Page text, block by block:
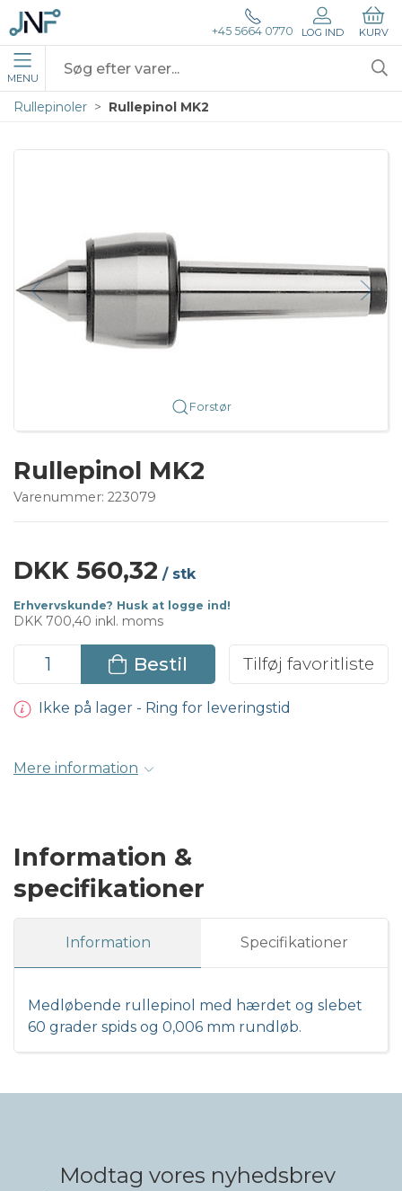
+45 5664 0770 LOG IND KURV
MENU
Rullepinoler Rullepinol MK2
Forstør
Rullepinol MK2
Varenummer: 223079
DKK 560,32 / stk
Erhvervskunde? Husk at logge ind!
DKK 700,40 inkl. moms
Bestil Tilføj favoritliste
Ikke på lager - Ring for leveringstid
Mere information
Information &
specifikationer
Information Specifikationer
Medløbende rullepinol med hærdet og slebet
60 grader spids og 0,006 mm rundløb.
Modtag vores nyhedsbrev